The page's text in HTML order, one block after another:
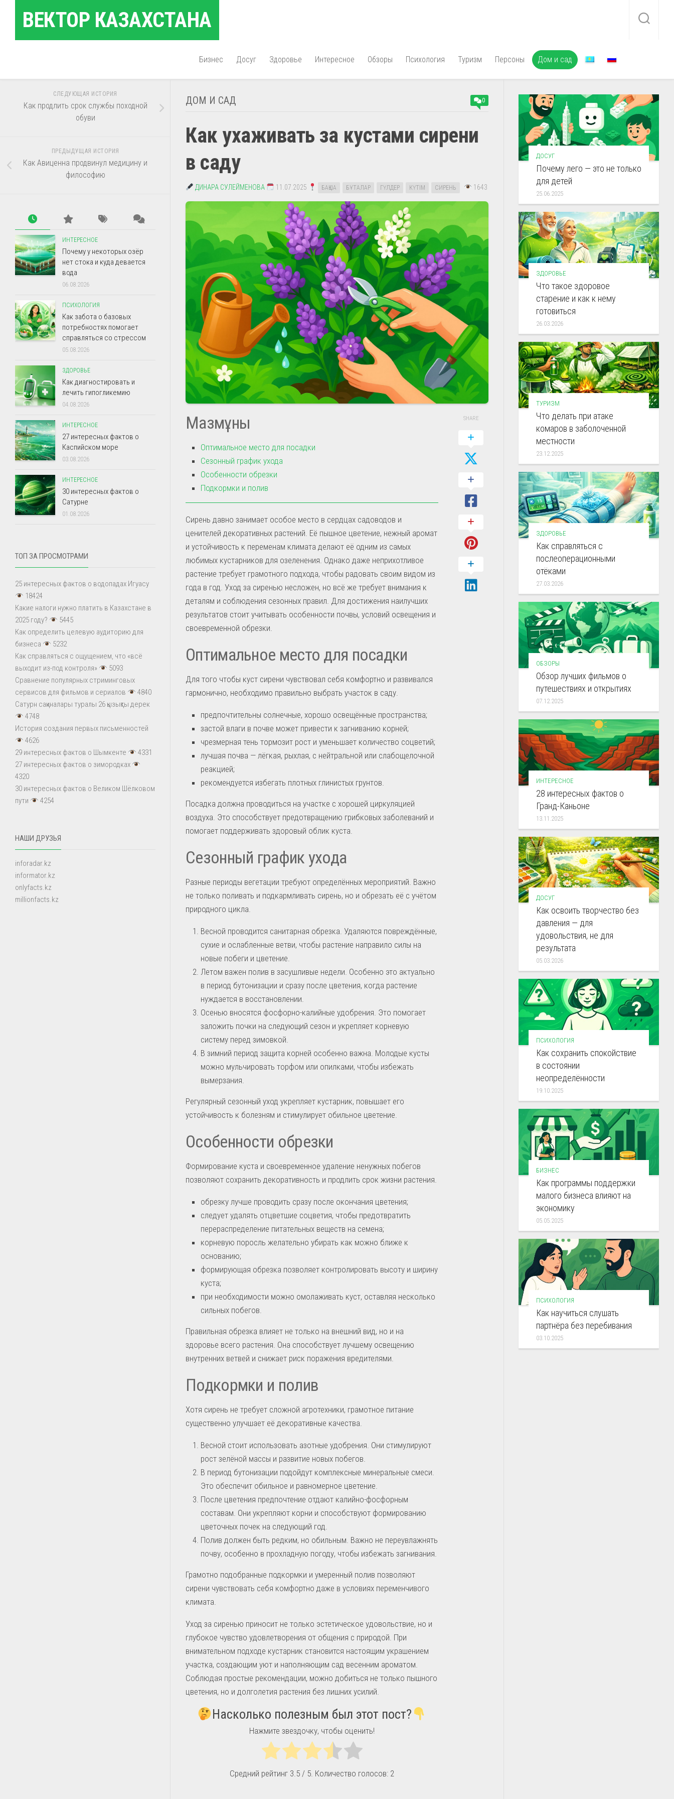
содержаниюВЕКТОР КАЗАХСТАНА
Бизнес Досуг Здоровье Интересное Обзоры Психология Туризм Персоны Дом и сад
ДОМ И САД 0
Как ухаживать за кустами сирени
в саду
ДИНАРА СУЛЕЙМЕНОВА 11.07.2025 БАҚША БҰТАЛАР ГҮЛДЕР КҮТІМ СИРЕНЬ 1643
Мазмұны
Оптимальное место для посадки
Сезонный график ухода
Особенности обрезки
Подкормки и полив
Сирень давно занимает особое место в сердцах садоводов и
ценителей декоративных растений. Её пышное цветение, нежный аромат
и устойчивость к переменам климата делают её одним из самых
любимых кустарников для озеленения. Однако даже неприхотливое
растение требует грамотного подхода, чтобы радовать своим видом из
года в год. Уход за сиренью несложен, но всё же требует внимания к
деталям и соблюдения сезонных правил. Для достижения наилучших
результатов стоит учитывать особенности почвы, условий освещения и
своевременной обрезки.
Оптимальное место для посадки
Для того чтобы куст сирени чувствовал себя комфортно и развивался
гармонично, необходимо правильно выбрать участок в саду.
предпочтительны солнечные, хорошо освещённые пространства;
застой влаги в почве может привести к загниванию корней;
чрезмерная тень тормозит рост и уменьшает количество соцветий;
лучшая почва — лёгкая, рыхлая, с нейтральной или слабощелочной
реакцией;
рекомендуется избегать плотных глинистых грунтов.
Посадка должна проводиться на участке с хорошей циркуляцией
воздуха. Это способствует предотвращению грибковых заболеваний и
помогает поддерживать здоровый облик куста.
Сезонный график ухода
Разные периоды вегетации требуют определённых мероприятий. Важно
не только поливать и подкармливать сирень, но и обрезать её с учётом
природного цикла.
Весной проводится санитарная обрезка. Удаляются повреждённые,
сухие и ослабленные ветви, чтобы растение направило силы на
новые побеги и цветение.
Летом важен полив в засушливые недели. Особенно это актуально
в период бутонизации и сразу после цветения, когда растение
нуждается в восстановлении.
Осенью вносятся фосфорно-калийные удобрения. Это помогает
заложить почки на следующий сезон и укрепляет корневую
систему перед зимовкой.
В зимний период защита корней особенно важна. Молодые кусты
можно мульчировать торфом или опилками, чтобы избежать
вымерзания.
Регулярный сезонный уход укрепляет кустарник, повышает его
устойчивость к болезням и стимулирует обильное цветение.
Особенности обрезки
Формирование куста и своевременное удаление ненужных побегов
позволяют сохранить декоративность и продлить срок жизни растения.
обрезку лучше проводить сразу после окончания цветения;
следует удалять отцветшие соцветия, чтобы предотвратить
перераспределение питательных веществ на семена;
корневую поросль желательно убирать как можно ближе к
основанию;
формирующая обрезка позволяет контролировать высоту и ширину
куста;
при необходимости можно омолаживать куст, оставляя несколько
сильных побегов.
Правильная обрезка влияет не только на внешний вид, но и на
здоровье всего растения. Она способствует лучшему освещению
внутренних ветвей и снижает риск поражения вредителями.
Подкормки и полив
Хотя сирень не требует сложной агротехники, грамотное питание
существенно улучшает её декоративные качества.
Весной стоит использовать азотные удобрения. Они стимулируют
рост зелёной массы и развитие новых побегов.
В период бутонизации подойдут комплексные минеральные смеси.
Это обеспечит обильное и равномерное цветение.
После цветения предпочтение отдают калийно-фосфорным
составам. Они укрепляют корни и способствуют формированию
цветочных почек на следующий год.
Полив должен быть редким, но обильным. Важно не переувлажнять
почву, особенно в прохладную погоду, чтобы избежать загнивания.
Грамотно подобранные подкормки и умеренный полив позволяют
сирени чувствовать себя комфортно даже в условиях переменчивого
климата.
Уход за сиренью приносит не только эстетическое удовольствие, но и
глубокое чувство удовлетворения от общения с природой. При
внимательном подходе кустарник становится настоящим украшением
участка, создающим уют и наполняющим сад весенним ароматом.
Соблюдая простые рекомендации, можно добиться не только пышного
цветения, но и долголетия растения без лишних усилий.
Насколько полезным был этот пост?
Нажмите звездочку, чтобы оценить!
Средний рейтинг 3.5 / 5. Количество голосов: 2
SHARE
СЛЕДУЮЩАЯ ИСТОРИЯ
Как продлить срок службы походной
обуви
ПРЕДЫДУЩАЯ ИСТОРИЯ
Как Авиценна продвинул медицину и
философию
ИНТЕРЕСНОЕ
Почему у некоторых озёр
нет стока и куда девается
вода
06.08.2026
ПСИХОЛОГИЯ
Как забота о базовых
потребностях помогает
справляться со стрессом
05.08.2026
ЗДОРОВЬЕ
Как диагностировать и
лечить гипогликемию
04.08.2026
ИНТЕРЕСНОЕ
27 интересных фактов о
Каспийском море
03.08.2026
ИНТЕРЕСНОЕ
30 интересных фактов о
Сатурне
01.08.2026
ТОП ЗА ПРОСМОТРАМИ
25 интересных фактов о водопадах Игуасу
18424
Какие налоги нужно платить в Казахстане в
2025 году?
5445
Как определить целевую аудиторию для
бизнеса
5232
Как справляться с ощущением, что «всё
выходит из-под контроля»
5093
Сравнение популярных стриминговых
сервисов для фильмов и сериалов
4840
Сатурн сақиналары туралы 26 қызықты дерек
4748
История создания первых письменностей
4626
29 интересных фактов о Шымкенте
4331
27 интересных фактов о зимородках
4320
30 интересных фактов о Великом Шёлковом
пути
4254
НАШИ ДРУЗЬЯ
inforadar.kz
informator.kz
onlyfacts.kz
millionfacts.kz
ДОСУГ
Почему лего — это не только
для детей
25.06.2025
ЗДОРОВЬЕ
Что такое здоровое
старение и как к нему
готовиться
26.03.2026
ТУРИЗМ
Что делать при атаке
комаров в заболоченной
местности
23.12.2025
ЗДОРОВЬЕ
Как справляться с
послеоперационными
отёками
27.03.2026
ОБЗОРЫ
Обзор лучших фильмов о
путешествиях и открытиях
07.12.2025
ИНТЕРЕСНОЕ
28 интересных фактов о
Гранд-Каньоне
13.11.2025
ДОСУГ
Как освоить творчество без
давления — для
удовольствия, не для
результата
05.03.2026
ПСИХОЛОГИЯ
Как сохранить спокойствие
в состоянии
неопределённости
19.10.2025
БИЗНЕС
Как программы поддержки
малого бизнеса влияют на
экономику
05.05.2025
ПСИХОЛОГИЯ
Как научиться слушать
партнёра без перебивания
03.10.2025